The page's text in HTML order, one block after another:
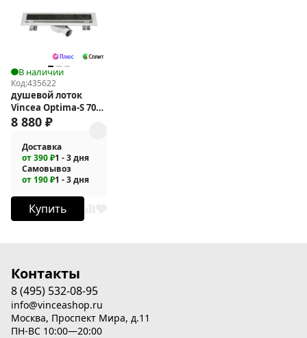
В наличии
Код:435622
душевой лоток
Vincea Optima-S 70
SAY.603.70.S.U
8 880 ₽
Доставка
от 390 ₽1 - 3 дня
Самовывоз
от 190 ₽1 - 3 дня
Купить
Контакты
8 (495) 532-08-95
info@vinceashop.ru
Москва, Проспект Мира, д.11
ПН-ВС 10:00—20:00